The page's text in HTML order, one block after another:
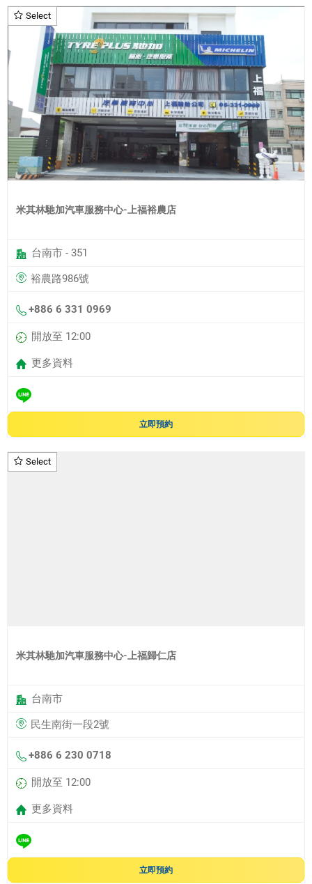
Select
米其林馳加汽車服務中心-上福裕農店
台南市 - 351
裕農路986號
+886 6 331 0969
開放至 12:00
更多資料
立即預約
Select
米其林馳加汽車服務中心-上福歸仁店
台南市
民生南街一段2號
+886 6 230 0718
開放至 12:00
更多資料
立即預約